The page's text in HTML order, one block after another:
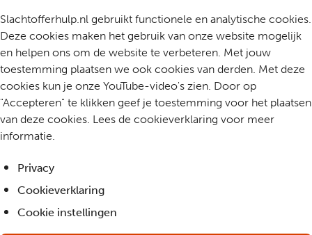
Slachtofferhulp.nl gebruikt functionele en analytische cookies.
Deze cookies maken het gebruik van onze website mogelijk
en helpen ons om de website te verbeteren. Met jouw
toestemming plaatsen we ook cookies van derden. Met deze
cookies kun je onze YouTube-video's zien. Door op
"Accepteren" te klikken geef je toestemming voor het plaatsen
van deze cookies. Lees de cookieverklaring voor meer
informatie.
Privacy
Cookieverklaring
Cookie instellingen